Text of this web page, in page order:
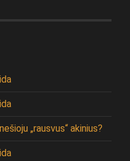
„rausvus“ akinius?